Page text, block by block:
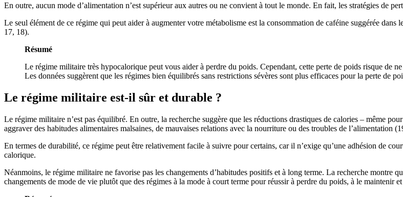
En outre, aucun mode d’alimentation n’est supérieur aux autres ou ne convient à tout le monde. En fait, les stratégies de
Le seul élément de ce régime qui peut aider à augmenter votre métabolisme est la consommation de caféine suggérée
17, 18).
Résumé
Le régime militaire très hypocalorique peut vous aider à perdre du poids. Cependant, cette perte de poids risque de
Les données suggèrent que les régimes bien équilibrés sans restrictions sévères sont plus efficaces pour la perte de
Le régime militaire est-il sûr et durable ?
Le régime militaire n’est pas équilibré. En outre, la recherche suggère que les réductions drastiques de calories – même
aggraver des habitudes alimentaires malsaines, de mauvaises relations avec la nourriture ou des troubles de l’alimentation
En termes de durabilité, ce régime peut être relativement facile à suivre pour certains, car il n’exige qu’une adhésion de
calorique.
Néanmoins, le régime militaire ne favorise pas les changements d’habitudes positifs et à long terme. La recherche montre
changements de mode de vie plutôt que des régimes à la mode à court terme pour réussir à perdre du poids, à le maintenir